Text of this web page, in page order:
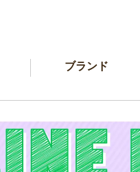
ブランド